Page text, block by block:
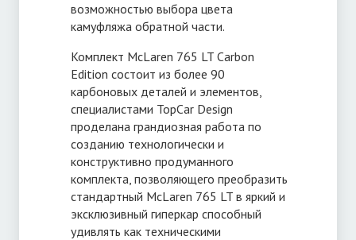
возможностью выбора цвета
камуфляжа обратной части.
Комплект McLaren 765 LT Carbon
Edition состоит из более 90
карбоновых деталей и элементов,
специалистами TopCar Design
проделана грандиозная работа по
созданию технологически и
конструктивно продуманного
комплекта, позволяющего преобразить
стандартный McLaren 765 LT в яркий и
эксклюзивный гиперкар способный
удивлять как техническими